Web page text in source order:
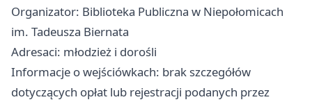
Organizator: Biblioteka Publiczna w Niepołomicach
im. Tadeusza Biernata
Adresaci: młodzież i dorośli
Informacje o wejściówkach: brak szczegółów
dotyczących opłat lub rejestracji podanych przez